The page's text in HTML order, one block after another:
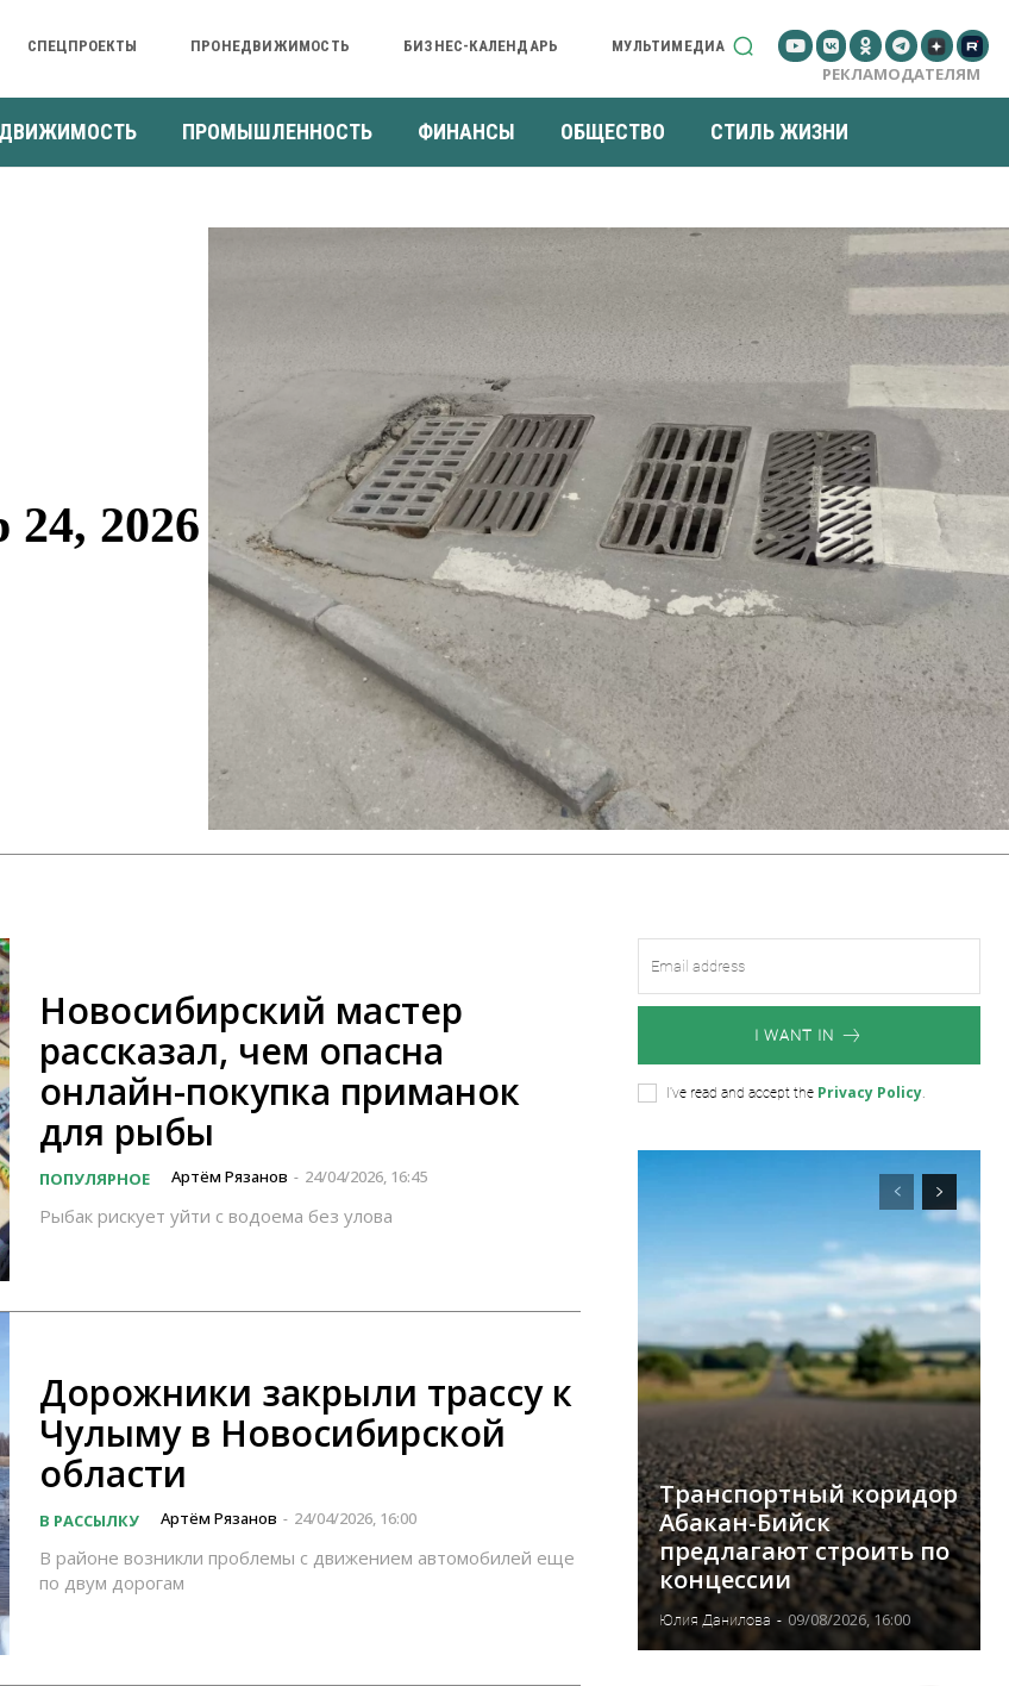
СПЕЦПРОЕКТЫ ПРОНЕДВИЖИМОСТЬ БИЗНЕС-КАЛЕНДАРЬ МУЛЬТИМЕДИА
РЕКЛАМОДАТЕЛЯМ
ПРОМЫШЛЕННОСТЬ ФИНАНСЫ ОБЩЕСТВО СТИЛЬ ЖИЗНИ
2026
Новосибирский мастер
рассказал, чем опасна
онлайн-покупка приманок
для рыбы
ПОПУЛЯРНОЕ Артём Рязанов - 24/04/2026, 16:45
Рыбак рискует уйти с водоема без улова
Дорожники закрыли трассу к
Чулыму в Новосибирской
области
В РАССЫЛКУ Артём Рязанов - 24/04/2026, 16:00
В районе возникли проблемы с движением автомобилей еще
по двум дорогам
I WANT IN
I've read and accept the Privacy Policy
Транспортный коридор
Абакан-Бийск
предлагают строить по
концессии
Юлия Данилова - 09/08/2026, 16:00